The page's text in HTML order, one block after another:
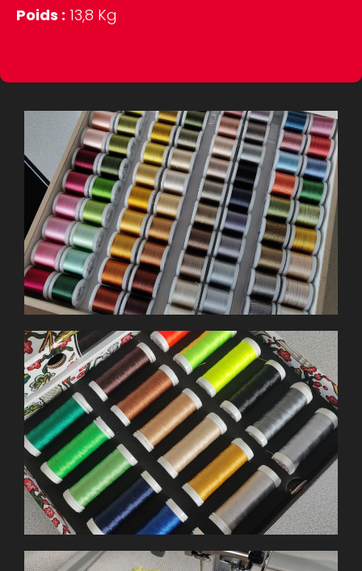
Poids : 13,8 Kg